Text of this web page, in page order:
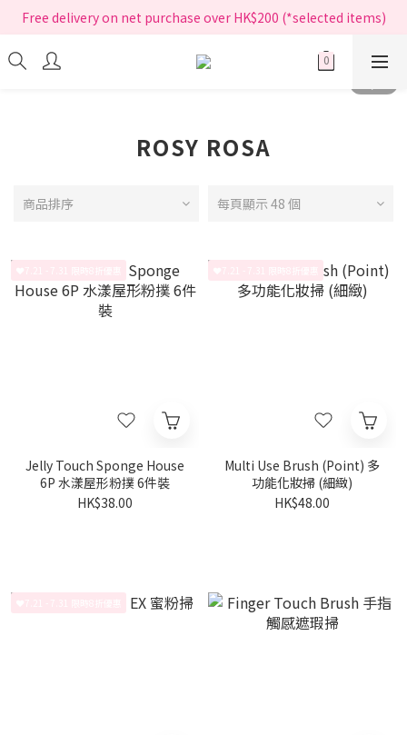
指定正價產品買滿$200享免運費
指定正價產品買滿$200享免運費
ROSY ROSA
商品排序 每頁顯示 48 個
Jelly Touch Sponge House
6P 水漾屋形粉撲 6件裝
HK$38.00
Multi Use Brush (Point) 多
功能化妝掃 (細緻)
HK$48.00